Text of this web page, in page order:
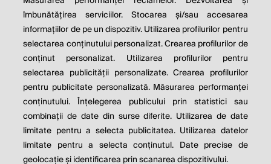
confidențialitate
Setări cookies
este parte a
îmbunătățirea serviciilor. Stocarea și/sau accesarea
informațiilor de pe un dispozitiv. Utilizarea profilurilor pentru
selectarea conținutului personalizat. Crearea profilurilor de
conținut personalizat. Utilizarea profilurilor pentru
selectarea publicității personalizate. Crearea profilurilor
pentru publicitate personalizată. Măsurarea performanței
conținutului. Înțelegerea publicului prin statistici sau
combinații de date din surse diferite. Utilizarea de date
limitate pentru a selecta publicitatea. Utilizarea datelor
limitate pentru a selecta conținutul. Date precise de
geolocație și identificarea prin scanarea dispozitivului.